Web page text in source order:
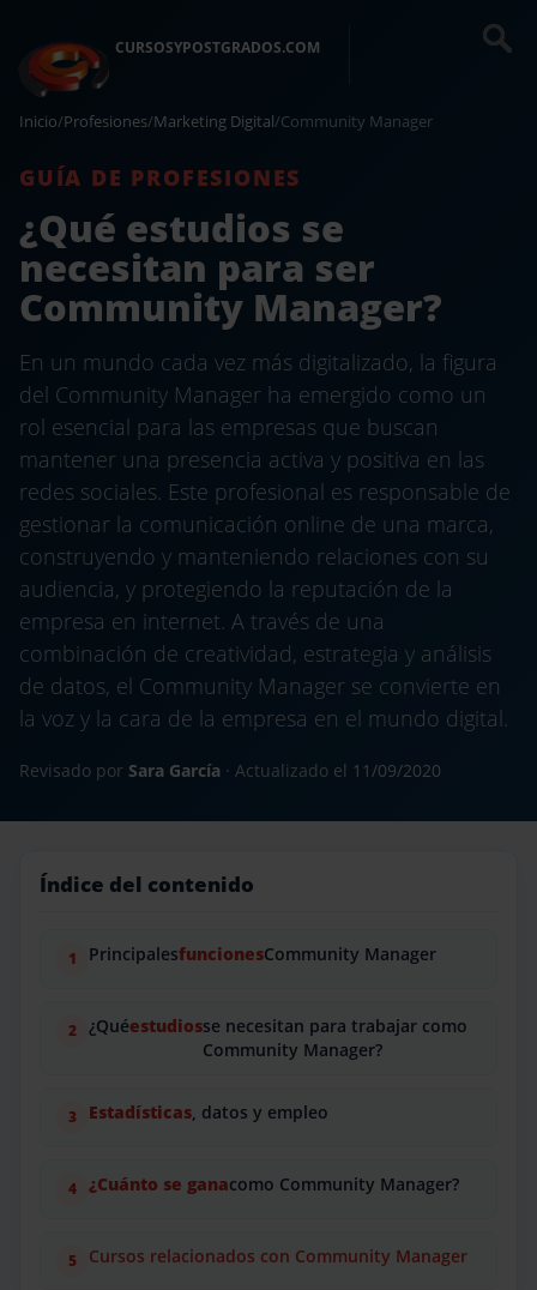
CURSOSYPOSTGRADOS.COM
Inicio/Profesiones/Marketing Digital/Community Manager
GUÍA DE PROFESIONES
¿Qué estudios se
necesitan para ser
Community Manager?
En un mundo cada vez más digitalizado, la figura
del Community Manager ha emergido como un
rol esencial para las empresas que buscan
mantener una presencia activa y positiva en las
redes sociales. Este profesional es responsable de
gestionar la comunicación online de una marca,
construyendo y manteniendo relaciones con su
audiencia, y protegiendo la reputación de la
empresa en internet. A través de una
combinación de creatividad, estrategia y análisis
de datos, el Community Manager se convierte en
la voz y la cara de la empresa en el mundo digital.
Revisado por Sara García · Actualizado el 11/09/2020
Índice del contenido
PrincipalesfuncionesCommunity Manager
¿Quéestudiosse necesitan para trabajar como
Community Manager?
Estadísticas, datos y empleo
¿Cuánto se ganacomo Community Manager?
Cursos relacionados con Community Manager